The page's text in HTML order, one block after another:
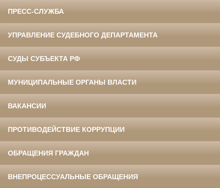
ПРЕСС-СЛУЖБА
УПРАВЛЕНИЕ СУДЕБНОГО ДЕПАРТАМЕНТА
СУДЫ СУБЪЕКТА РФ
МУНИЦИПАЛЬНЫЕ ОРГАНЫ ВЛАСТИ
ВАКАНСИИ
ПРОТИВОДЕЙСТВИЕ КОРРУПЦИИ
ОБРАЩЕНИЯ ГРАЖДАН
ВНЕПРОЦЕССУАЛЬНЫЕ ОБРАЩЕНИЯ